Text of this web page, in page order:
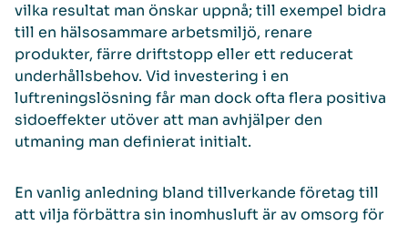
vilka resultat man önskar uppnå; till exempel bidra
till en hälsosammare arbetsmiljö, renare
produkter, färre driftstopp eller ett reducerat
underhållsbehov. Vid investering i en
luftreningslösning får man dock ofta flera positiva
sidoeffekter utöver att man avhjälper den
utmaning man definierat initialt.
En vanlig anledning bland tillverkande företag till
att vilja förbättra sin inomhusluft är av omsorg för